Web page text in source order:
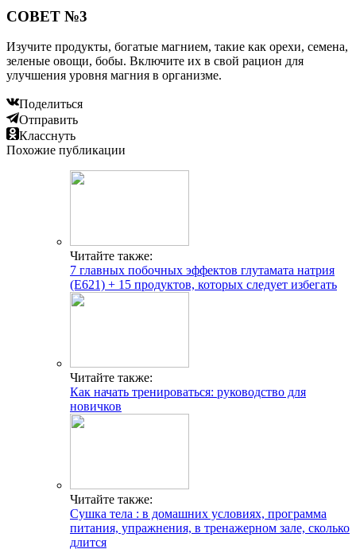
СОВЕТ №3
Изучите продукты, богатые магнием, такие как орехи, семена,
зеленые овощи, бобы. Включите их в свой рацион для
улучшения уровня магния в организме.
Поделиться
Отправить
Класснуть
Похожие публикации
Читайте также:
7 главных побочных эффектов глутамата натрия
(E621) + 15 продуктов, которых следует избегать
Читайте также:
Как начать тренироваться: руководство для
новичков
Читайте также:
Сушка тела : в домашних условиях, программа
питания, упражнения, в тренажерном зале, сколько
длится